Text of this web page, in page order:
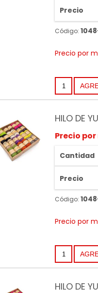
Precio
Código:
Precio por
HILO DE
Precio
Cantidad
Precio
Código:
Precio por
HILO DE